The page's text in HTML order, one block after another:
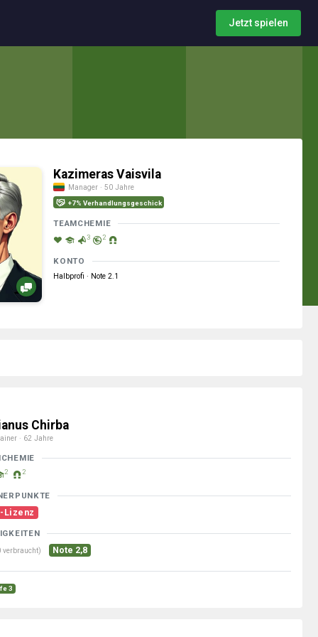
Jetzt spielen
Kazimeras Vaisvila
Manager · 50 Jahre
+7% Verhandlungsgeschick
TEAMCHEMIE
3 2
KONTO
Halbprofi · Note 2.1
Chirba
· 62 Jahre
2 2
Lizenz
verbraucht) Note 2,8
3